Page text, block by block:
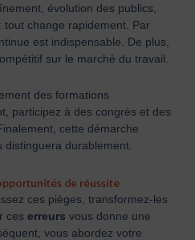
évolution des publics,
tout change rapidement. Par
est indispensable. De plus,
sur le marché du travail.
des formations
participez à des congrès et des
cette démarche
distinguera durablement.
de réussite
ces pièges, transformez-les
ces erreurs vous donne une
vous abordez votre